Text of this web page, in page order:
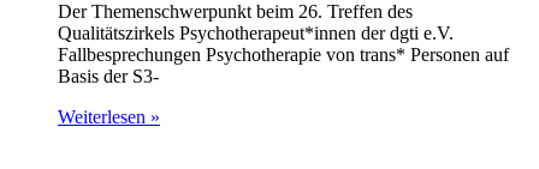
Der Themenschwerpunkt beim 26. Treffen des
Qualitätszirkels Psychotherapeut*innen der dgti e.V.
Fallbesprechungen Psychotherapie von trans* Personen auf
Basis der S3-
Weiterlesen »